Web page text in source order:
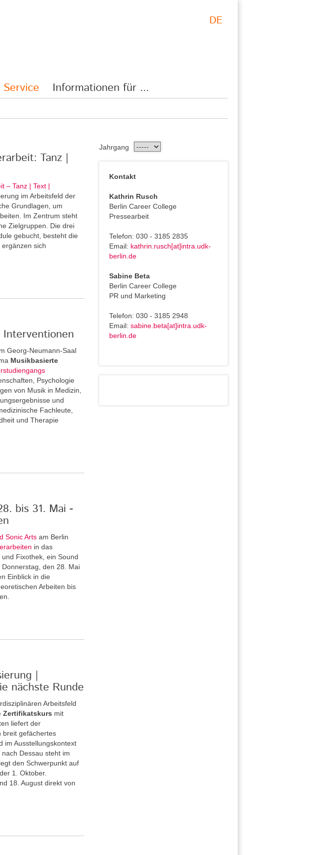
DE
Service
Informationen für ...
Tanz |
– Tanz | Text |
im Arbeitsfeld der
Grundlagen, um
Im Zentrum steht
Zielgruppen. Die drei
gebucht, besteht die
sich
Interventionen
Georg-Neumann-Saal
Musikbasierte
Psychologie
von Musik in Medizin,
und
Fachleute,
und Therapie
bis 31. Mai -
Sonic Arts am Berlin
in das
Fixothek, ein Sound
den 28. Mai
Einblick in die
Arbeiten bis
|
nächste Runde
Arbeitsfeld
Zertifikatskurs mit
liefert der
breit gefächertes
im Ausstellungskontext
Dessau steht im
den Schwerpunkt auf
1. Oktober.
18. August direkt von
Jahrgang
Kontakt
Kathrin Rusch
Berlin Career College
Pressearbeit
Telefon: 030 - 3185 2835
Email: kathrin.rusch[at]intra.udk-
berlin.de
Sabine Beta
Berlin Career College
PR und Marketing
Telefon: 030 - 3185 2948
Email:sabine.beta[at]intra.udk-
berlin.de